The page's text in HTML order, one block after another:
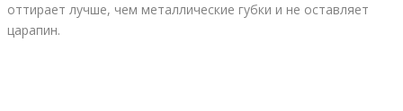
оттирает лучше, чем металлические губки и не оставляет
царапин.